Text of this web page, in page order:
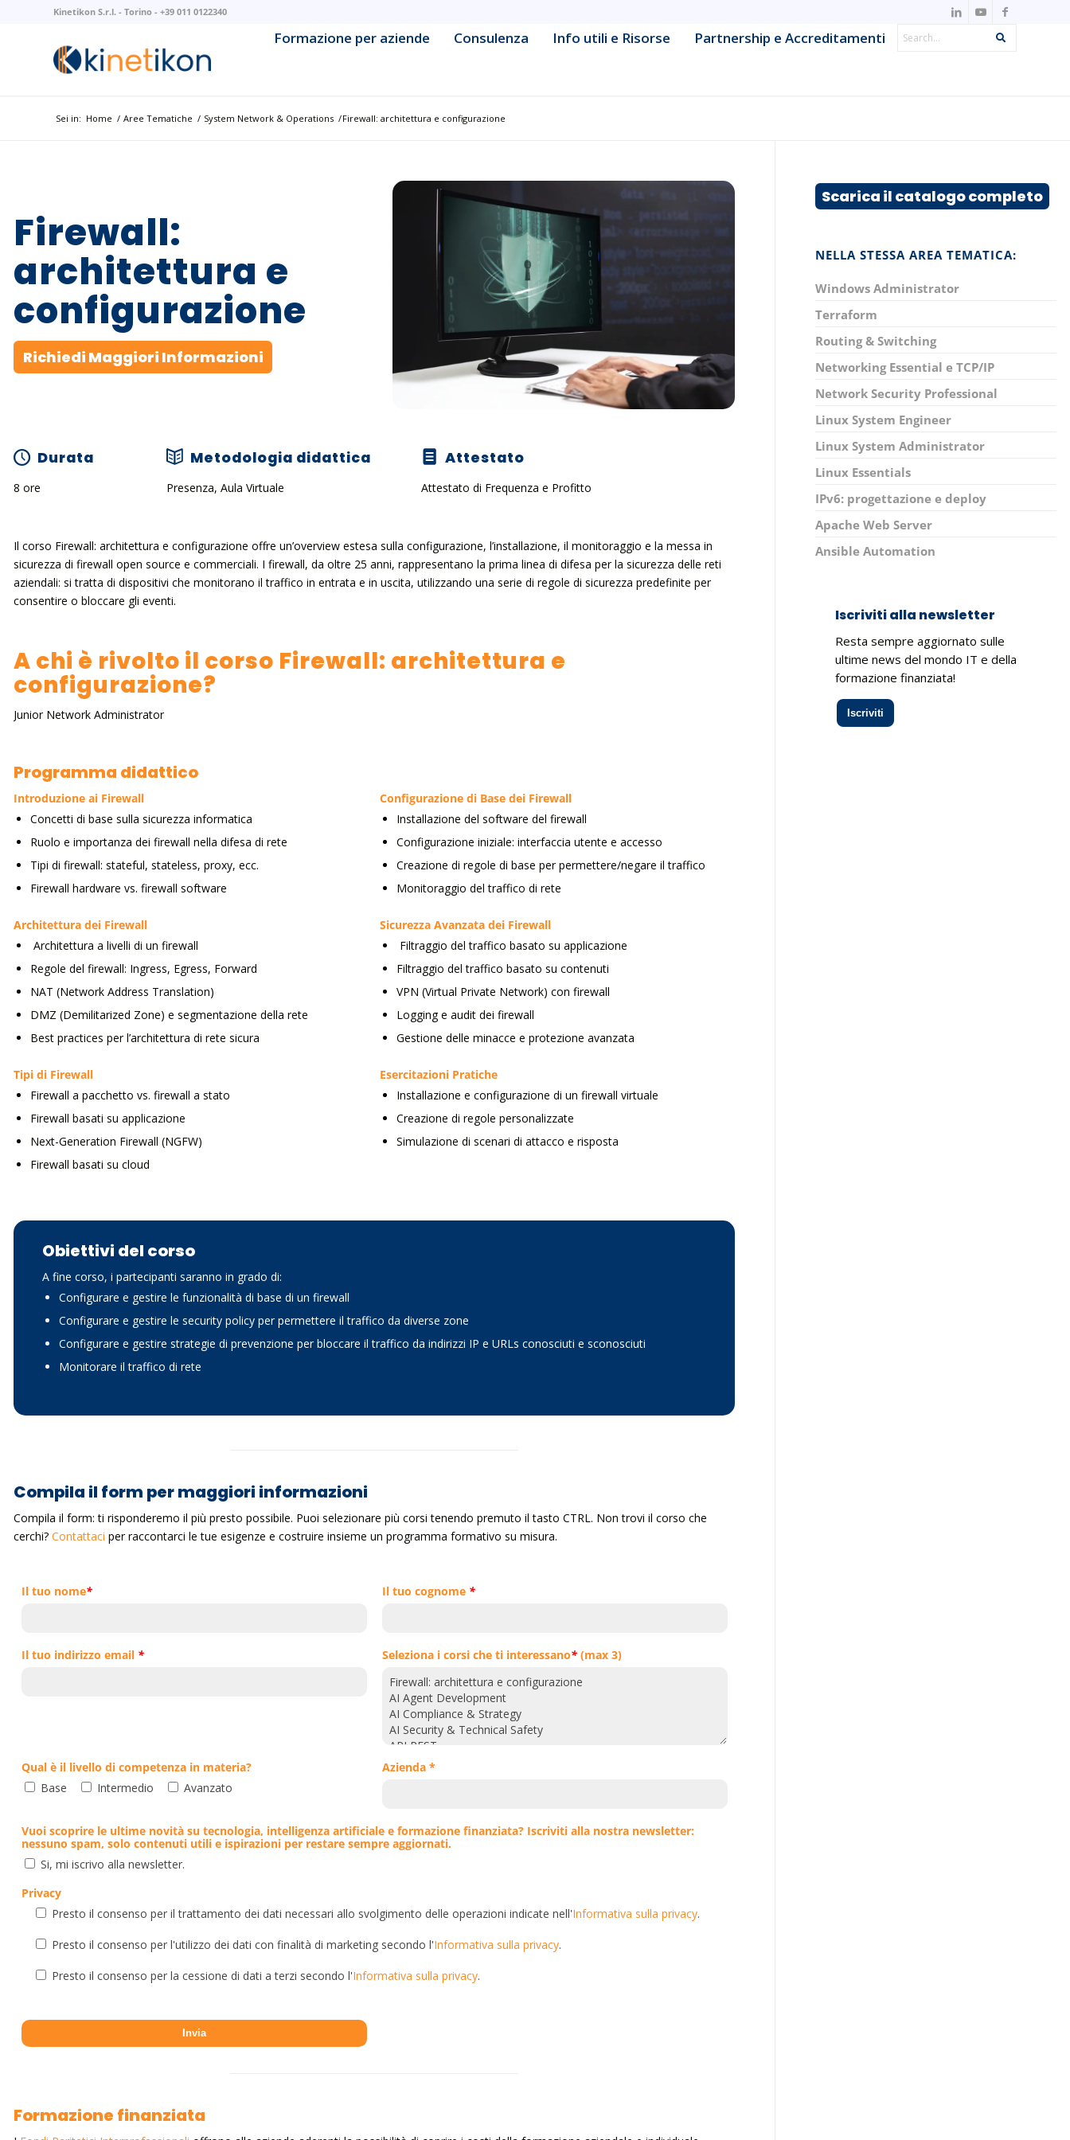
Kinetikon S.r.l. - Torino - +39 011 0122340
Formazione per aziende
AI Literacy & Strategy
Business & Collaboration Platform
Cloud Native & Container Management
Cloud Platform Administration
Cybersecurity Fundamentals
Digital Marketing
Frontend & Web Application
Development
Governance & Compliance
Project & IT Service Management
Consulenza Info utili e Risorse Partnership e Accreditamenti
Sei in: Home / Aree Tematiche / System Network & Operations /Firewall: architettura e configurazione
Firewall:
architettura e
configurazione
Richiedi Maggiori Informazioni
Durata
8 ore
Metodologia didattica
Presenza, Aula Virtuale
Attestato
Attestato di Frequenza e Profitto
Il corso Firewall: architettura e configurazione offre un’overview estesa sulla configurazione, l’installazione, il monitoraggio e la messa in
sicurezza di firewall open source e commerciali. I firewall, da oltre 25 anni, rappresentano la prima linea di difesa per la sicurezza delle reti
aziendali: si tratta di dispositivi che monitorano il traffico in entrata e in uscita, utilizzando una serie di regole di sicurezza predefinite per
consentire o bloccare gli eventi.
A chi è rivolto il corso Firewall: architettura e
configurazione?
Junior Network Administrator
Programma didattico
Introduzione ai Firewall
Concetti di base sulla sicurezza informatica
Ruolo e importanza dei firewall nella difesa di rete
Tipi di firewall: stateful, stateless, proxy, ecc.
Firewall hardware vs. firewall software
Architettura dei Firewall
Architettura a livelli di un firewall
Regole del firewall: Ingress, Egress, Forward
NAT (Network Address Translation)
DMZ (Demilitarized Zone) e segmentazione della rete
Best practices per l’architettura di rete sicura
Tipi di Firewall
Firewall a pacchetto vs. firewall a stato
Firewall basati su applicazione
Next-Generation Firewall (NGFW)
Firewall basati su cloud
Configurazione di Base dei Firewall
Installazione del software del firewall
Configurazione iniziale: interfaccia utente e accesso
Creazione di regole di base per permettere/negare il traffico
Monitoraggio del traffico di rete
Sicurezza Avanzata dei Firewall
Filtraggio del traffico basato su applicazione
Filtraggio del traffico basato su contenuti
VPN (Virtual Private Network) con firewall
Logging e audit dei firewall
Gestione delle minacce e protezione avanzata
Esercitazioni Pratiche
Installazione e configurazione di un firewall virtuale
Creazione di regole personalizzate
Simulazione di scenari di attacco e risposta
Obiettivi del corso
A fine corso, i partecipanti saranno in grado di:
Configurare e gestire le funzionalità di base di un firewall
Configurare e gestire le security policy per permettere il traffico da diverse zone
Configurare e gestire strategie di prevenzione per bloccare il traffico da indirizzi IP e URLs conosciuti e sconosciuti
Monitorare il traffico di rete
Compila il form per maggiori informazioni
Compila il form: ti risponderemo il più presto possibile. Puoi selezionare più corsi tenendo premuto il tasto CTRL. Non trovi il corso che
cerchi? Contattaci per raccontarci le tue esigenze e costruire insieme un programma formativo su misura.
Il tuo nome* Il tuo cognome *
Il tuo indirizzo email * Seleziona i corsi che ti interessano*(max 3)
Qual è il livello di competenza in materia?
Base
Intermedio Avanzato
Azienda *
Vuoi scoprire le ultime novità su tecnologia, intelligenza artificiale e formazione finanziata? Iscriviti alla nostra newsletter:
nessuno spam, solo contenuti utili e ispirazioni per restare sempre aggiornati.
Si, mi iscrivo alla newsletter.
Privacy
Presto il consenso per il trattamento dei dati necessari allo svolgimento delle operazioni indicate nell'Informativa sulla privacy.
Presto il consenso per l'utilizzo dei dati con finalità di marketing secondo l'Informativa sulla privacy.
Presto il consenso per la cessione di dati a terzi secondo l'Informativa sulla privacy.
Formazione finanziata
Scarica il catalogo completo
NELLA STESSA AREA TEMATICA:
Windows Administrator
Terraform
Routing & Switching
Networking Essential e TCP/IP
Network Security Professional
Linux System Engineer
Linux System Administrator
Linux Essentials
IPv6: progettazione e deploy
Apache Web Server
Ansible Automation
Iscriviti alla newsletter
Resta sempre aggiornato sulle
ultime news del mondo IT e della
formazione finanziata!
Iscriviti